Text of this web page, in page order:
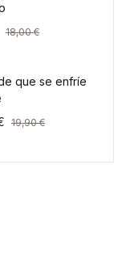
18,00€
que se enfríe
19,90€